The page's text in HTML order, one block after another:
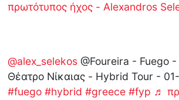
πρωτότυπος ήχος - Alexandros
@alex_selekos @Foureira - Fuego
Θέατρο Νίκαιας - Hybrid Tour -
#fuego #hybrid #greece #fyp ♬